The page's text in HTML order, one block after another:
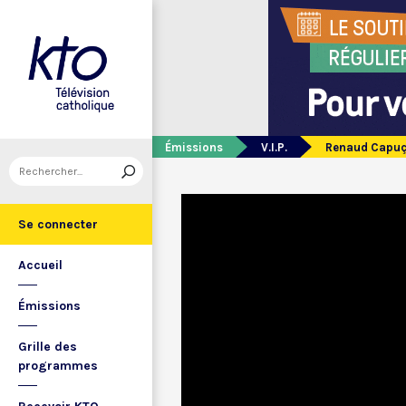
Se connecter
Accueil
Émissions
Grille des
programmes
Émissions V.I.P. Renaud